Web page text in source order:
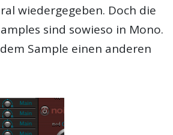
wiedergegeben. Doch die
sind sowieso in Mono.
Sample einen anderen